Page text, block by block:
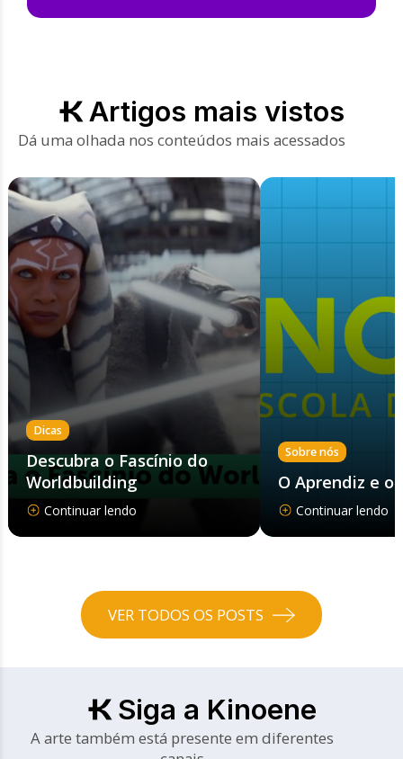
Artigos mais vistos
Dá uma olhada nos conteúdos mais acessados
Dicas
Descubra o Fascínio do
Worldbuilding
Continuar lendo
Sobre nós
O Aprendiz e o
Continuar lendo
VER TODOS OS POSTS
Siga a Kinoene
A arte também está presente em diferentes